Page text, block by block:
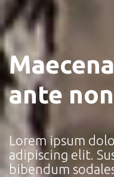
ante
Lorem ipsum
adipiscing elit.
bibendum